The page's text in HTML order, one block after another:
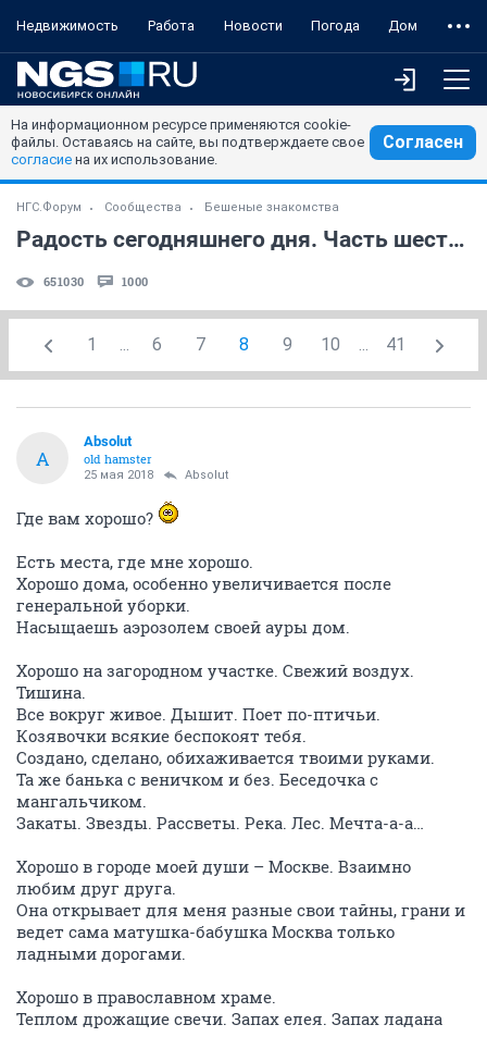
Недвижимость Работа Новости Погода Дом
На информационном ресурсе применяются cookie-
файлы. Оставаясь на сайте, вы подтверждаете свое
согласие на их использование.
Согласен
НГС.Форум Сообщества Бешеные знакомства
Радость сегодняшнего дня. Часть шестая. NF
651030 1000
1 ... 6 7 8 9 10 ... 41
A
Absolut
old hamster
25 мая 2018 Absolut
Где вам хорошо?
Есть места, где мне хорошо.
Хорошо дома, особенно увеличивается после
генеральной уборки.
Насыщаешь аэрозолем своей ауры дом.
Хорошо на загородном участке. Свежий воздух.
Тишина.
Все вокруг живое. Дышит. Поет по-птичьи.
Козявочки всякие беспокоят тебя.
Создано, сделано, обихаживается твоими руками.
Та же банька с веничком и без. Беседочка с
мангальчиком.
Закаты. Звезды. Рассветы. Река. Лес. Мечта-а-а…
Хорошо в городе моей души – Москве. Взаимно
любим друг друга.
Она открывает для меня разные свои тайны, грани и
ведет сама матушка-бабушка Москва только
ладными дорогами.
Хорошо в православном храме.
Теплом дрожащие свечи. Запах елея. Запах ладана